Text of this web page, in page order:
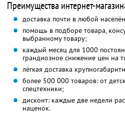
Преимущества интернет-
доставка почти в любой
помощь в подборе товара,
выбранному товару;
каждый месяц для 1000
грандиозное снижение цен на
лёгкая доставка
более 500 000 товаров: от
спецтехники;
дисконт: каждые две недели
наценок.